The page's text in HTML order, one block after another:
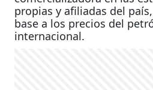
propias y afiliadas del
base a los precios del
internacional.